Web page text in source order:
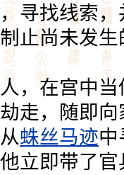
寻找线索
止尚未发
在宫中当
走，随即
蛛丝马迹中
立即带了